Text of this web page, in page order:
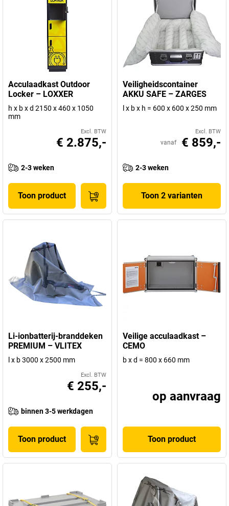
Acculaadkast Outdoor
Locker – LOXXER
h x b x d 2150 x 460 x 1050
mm
Excl. BTW
€ 2.875,-
2-3 weken
Toon product
Veiligheidscontainer
AKKU SAFE – ZARGES
l x b x h = 600 x 600 x 250 mm
Excl. BTW
vanaf € 859,-
2-3 weken
Toon 2 varianten
Li-ionbatterij-branddeken
PREMIUM – VLITEX
l x b 3000 x 2500 mm
Excl. BTW
€ 255,-
binnen 3-5 werkdagen
Toon product
Veilige acculaadkast –
CEMO
b x d = 800 x 660 mm
op aanvraag
Toon product